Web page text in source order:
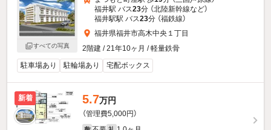
すべての写真
福井駅 バス23分 （北陸新幹線など）
福井駅駅 バス23分 （福鉄線）
福井県福井市高木中央１丁目
2階建 / 21年10ヶ月 / 軽量鉄骨
駐車場あり
駐輪場あり 宅配ボックス
新着 5.7万円
（管理費5,000円）